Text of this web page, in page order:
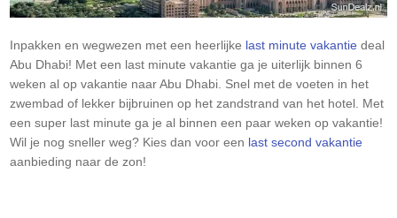
Inpakken en wegwezen met een heerlijke last minute vakantie deal
Abu Dhabi! Met een last minute vakantie ga je uiterlijk binnen 6
weken al op vakantie naarAbu Dhabi . Snel met de voeten in het
zwembad of lekker bijbruinen op het zandstrand van het hotel. Met
een super last minute ga je al binnen een paar weken op vakantie!
Wil je nog sneller weg? Kies dan voor een last second vakantie
aanbieding naar de zon!